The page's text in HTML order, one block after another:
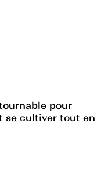
pour
se cultiver tout en